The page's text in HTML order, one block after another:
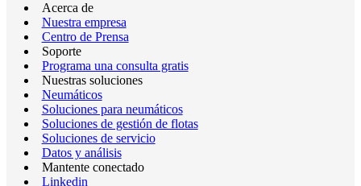
Acerca de
Nuestra empresa
Centro de Prensa
Soporte
Programa una consulta gratis
Nuestras soluciones
Neumáticos
Soluciones para neumáticos
Soluciones de gestión de flotas
Soluciones de servicio
Datos y análisis
Mantente conectado
Linkedin